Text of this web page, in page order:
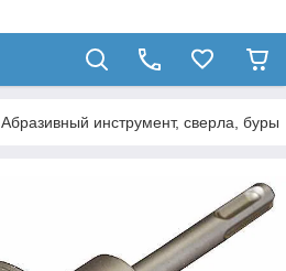
Абразивный инструмент, сверла, буры